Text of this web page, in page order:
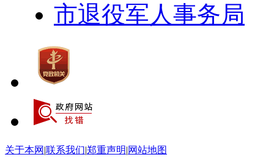
市退役军人事务局
关于本网 |联系我们|郑重声明|网站地图